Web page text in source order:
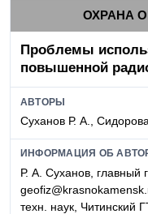
ОХРАНА
Проблемы
повышенной
АВТОРЫ
Суханов Р. А.,
ИНФОРМАЦИЯ ОБ
Р. А. Суханов,
техн. наук, Читинский